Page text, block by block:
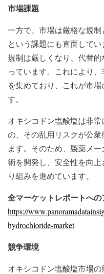
市場課題
一方で、市場は厳格な規
という課題にも直面して
規制は厳しくなり、代替
っています。これにより
を集めており、これが市
す。
オキシコドン塩酸塩は非
の、その乱用リスクが公
ます。そのため、製薬メ
術を開発し、安全性を向
り組みを進めています。
全マーケットレポートへの
https://
hydrochloride-market
競争環境
オキシコドン塩酸塩市場